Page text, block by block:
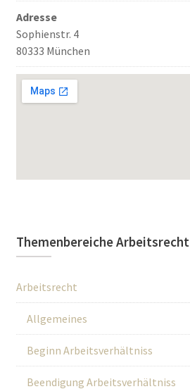
Adresse
Sophienstr. 4
80333 München
Themenbereiche Arbeitsrecht
Arbeitsrecht
Allgemeines
Beginn Arbeitsverhältniss
Beendigung Arbeitsverhältniss